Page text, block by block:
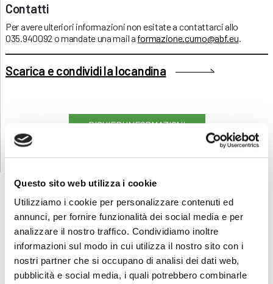
Questo sito web utilizza i cookie
Utilizziamo i cookie per personalizzare contenuti ed
annunci, per fornire funzionalità dei social media e per
analizzare il nostro traffico. Condividiamo inoltre
informazioni sul modo in cui utilizza il nostro sito con i
nostri partner che si occupano di analisi dei dati web,
pubblicità e social media, i quali potrebbero combinarle
Contatti
Per avere ulteriori informazioni non esitate a contattarci allo
035.940092 o mandate una mail a formazione.curno@abf.eu
Scarica e condividi la locandina
RICHIEDI INFORMAZIONI
FORMAZIONEE CORSI
Seleziona e filtra per: